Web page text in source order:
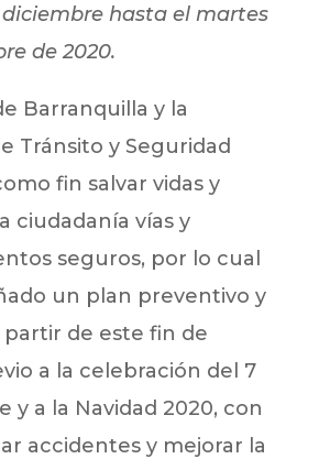
diciembre hasta el martes
de 2020.
Barranquilla y la
Tránsito y Seguridad
fin salvar vidas y
ciudadanía vías y
seguros, por lo cual
un plan preventivo y
de este fin de
a la celebración del 7
y a la Navidad 2020, con
accidentes y mejorar la